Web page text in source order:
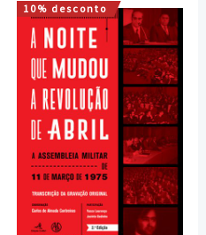
10% desconto
O
preço
original
era:
18,00 €.
O
preço
atual
16,20 €.